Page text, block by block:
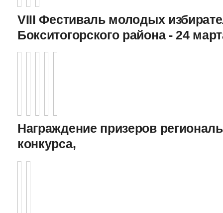
VIII Фестиваль молодых
Бокситогорского района - 24
Награждение призеров
конкурса,